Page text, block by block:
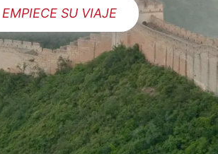
EMPIECE SU VIAJE